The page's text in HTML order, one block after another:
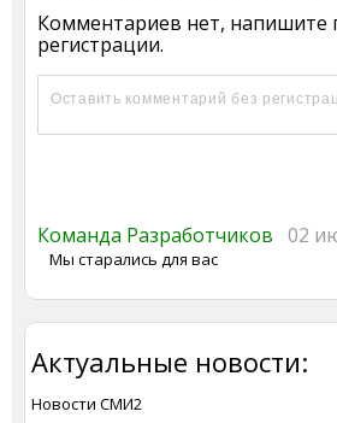
Комментариев нет, напишите
регистрации.
Команда Разработчиков 02
Мы старались для вас
Актуальные новости:
Новости СМИ2